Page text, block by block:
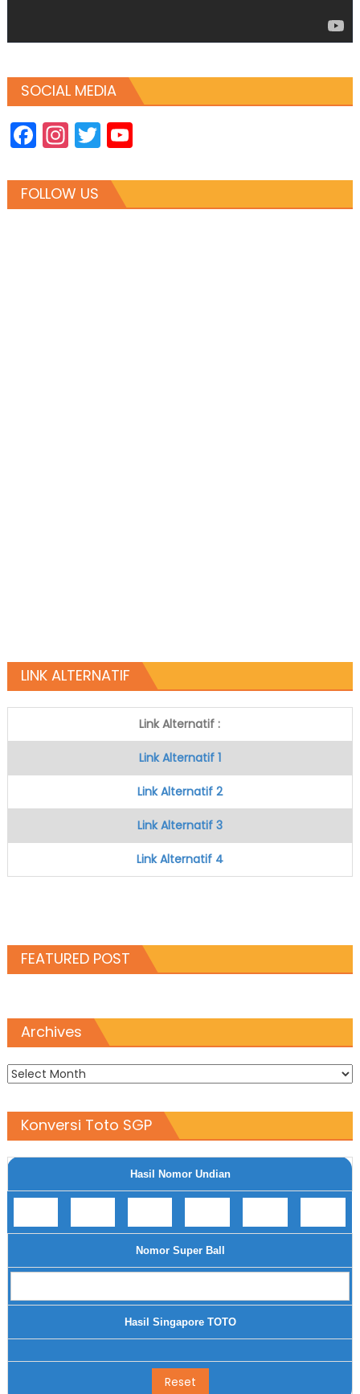
SOCIAL MEDIA
Facebook
Instagram
TwitterYouTube
FOLLOW US
LINK ALTERNATIF
Link Alternatif :
Link Alternatif 1
Link Alternatif 2
Link Alternatif 3
Link Alternatif 4
FEATURED POST
Archives
Archives
Konversi Toto SGP
Hasil Nomor Undian
Nomor Super Ball
Hasil Singapore TOTO